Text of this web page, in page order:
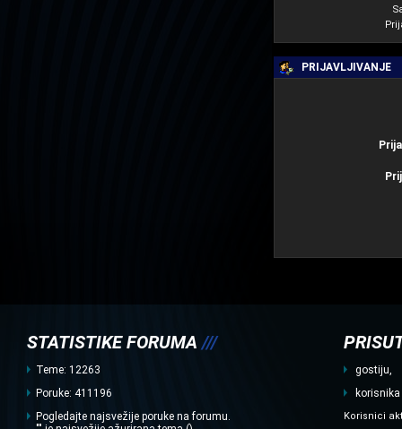
PRIJAVLJIVANJE
STATISTIKE FORUMA ///
Teme: 12263
Poruke: 411196
Pogledajte najsvežije poruke na forumu.
gostiju,
korisnika
Korisnici